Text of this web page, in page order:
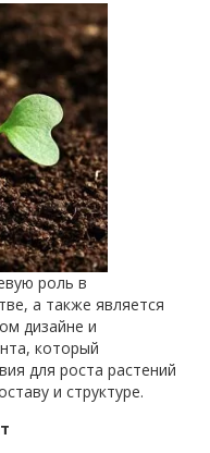
роль в
а также является
дизайне и
который
для роста растений
и структуре.